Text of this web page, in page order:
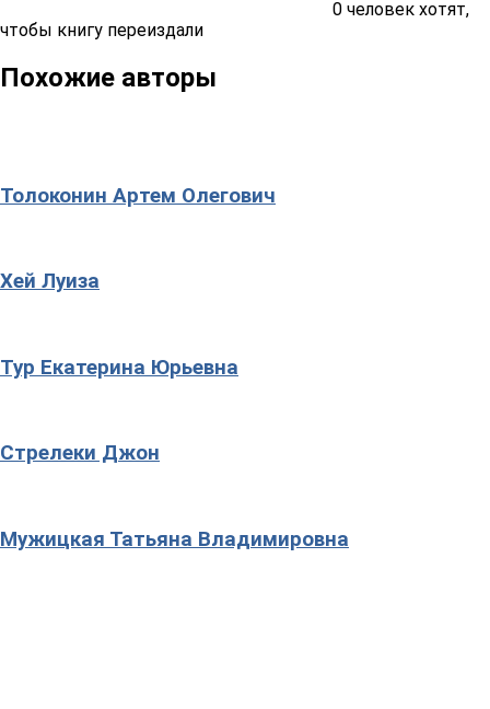
0 человек хотят,
чтобы книгу переиздали
Похожие авторы
Толоконин Артем Олегович
Хей Луиза
Тур Екатерина Юрьевна
Стрелеки Джон
Мужицкая Татьяна Владимировна